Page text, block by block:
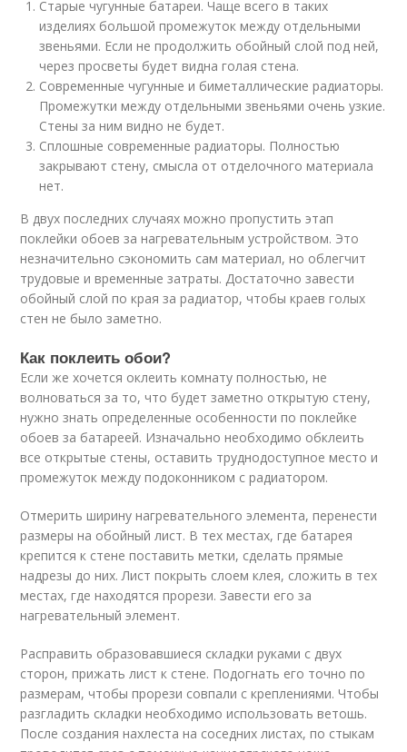
Старые чугунные батареи. Чаще всего в таких
изделиях большой промежуток между отдельными
звеньями. Если не продолжить обойный слой под ней,
через просветы будет видна голая стена.
Современные чугунные и биметаллические радиаторы.
Промежутки между отдельными звеньями очень узкие.
Стены за ним видно не будет.
Сплошные современные радиаторы. Полностью
закрывают стену, смысла от отделочного материала
нет.
В двух последних случаях можно пропустить этап
поклейки обоев за нагревательным устройством. Это
незначительно сэкономить сам материал, но облегчит
трудовые и временные затраты. Достаточно завести
обойный слой по края за радиатор, чтобы краев голых
стен не было заметно.
Как поклеить обои?
Если же хочется оклеить комнату полностью, не
волноваться за то, что будет заметно открытую стену,
нужно знать определенные особенности по поклейке
обоев за батареей. Изначально необходимо обклеить
все открытые стены, оставить труднодоступное место и
промежуток между подоконником с радиатором.
Отмерить ширину нагревательного элемента, перенести
размеры на обойный лист. В тех местах, где батарея
крепится к стене поставить метки, сделать прямые
надрезы до них. Лист покрыть слоем клея, сложить в тех
местах, где находятся прорези. Завести его за
нагревательный элемент.
Расправить образовавшиеся складки руками с двух
сторон, прижать лист к стене. Подогнать его точно по
размерам, чтобы прорези совпали с креплениями. Чтобы
разгладить складки необходимо использовать ветошь.
После создания нахлеста на соседних листах, по стыкам